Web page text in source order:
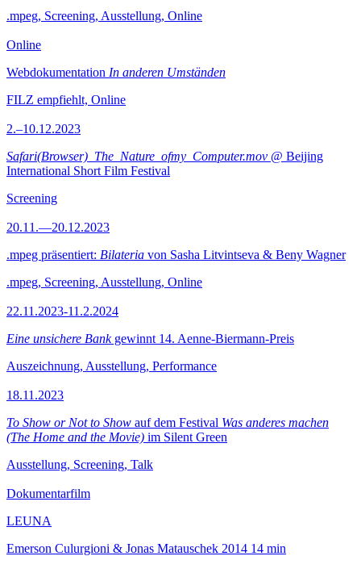
.mpeg, Screening, Ausstellung, Online
Online
Webdokumentation In anderen Umständen
FILZ empfiehlt, Online
2.–10.12.2023
Safari(Browser)_The_Nature_ofmy_Computer.mov @ Beijing
International Short Film Festival
Screening
20.11.—20.12.2023
.mpeg präsentiert: Bilateria von Sasha Litvintseva & Beny Wagner
.mpeg, Screening, Ausstellung, Online
22.11.2023-11.2.2024
Eine unsichere Bankgewinnt 14. Aenne-Biermann-Preis
Auszeichnung, Ausstellung, Performance
18.11.2023
To Show or Not to Show auf dem Festival Was anderes machen
(The Home and the Movie) im Silent Green
Ausstellung, Screening, Talk
Dokumentarfilm
LEUNA
Emerson Culurgioni & Jonas Matauschek 2014 14 min